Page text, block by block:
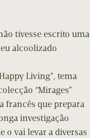
tivesse escrito uma
alcoolizado
Living”, tema
“Mirages”
francês que prepara
investigação
o vai levar a diversas